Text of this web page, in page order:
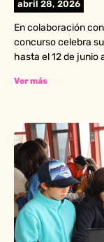
abril 28, 2026
En colaboración
concurso celebra
hasta el 12 de junio
Ver más